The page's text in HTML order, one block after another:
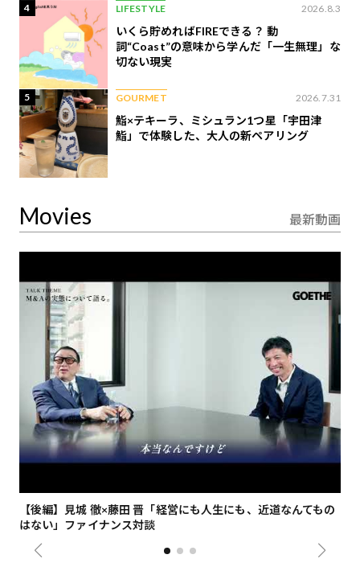
4 LIFESTYLE 2026.8.3
いくら貯めればFIREできる？ 動
詞“Coast”の意味から学んだ「一生無理」な
切ない現実
5 GOURMET 2026.7.31
鮨×テキーラ、ミシュラン1つ星「宇田津
鮨」で体験した、大人の新ペアリング
Movies 最新動画
【後編】見城 徹×藤田 晋「経営にも人生にも、近道なんてもの
はない」ファイナンス対談